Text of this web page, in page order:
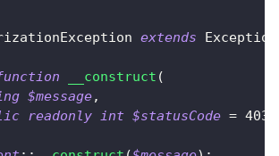
extends
Exception
__construct (
$message,
readonly int $statusCode = 403